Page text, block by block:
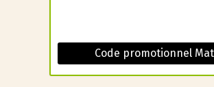
Code promotionnel